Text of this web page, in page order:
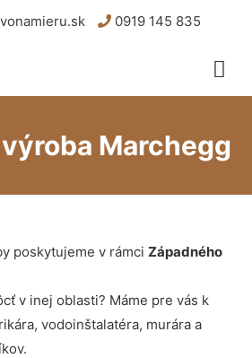
0919 145 835
Marchegg
poskytujeme v rámci Západného
v inej oblasti? Máme pre vás k
vodoinštalatéra, murára a